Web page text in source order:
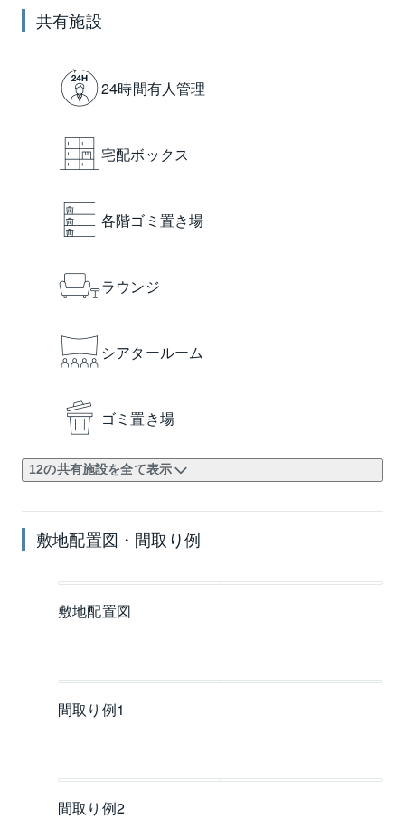
共有施設
24時間有人管理
宅配ボックス
各階ゴミ置き場
ラウンジ
シアタールーム
ゴミ置き場
12の共有施設を全て表示
敷地配置図・間取り例
敷地配置図
間取り例1
間取り例2